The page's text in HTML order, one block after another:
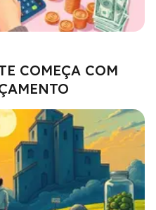
COMEÇA COM